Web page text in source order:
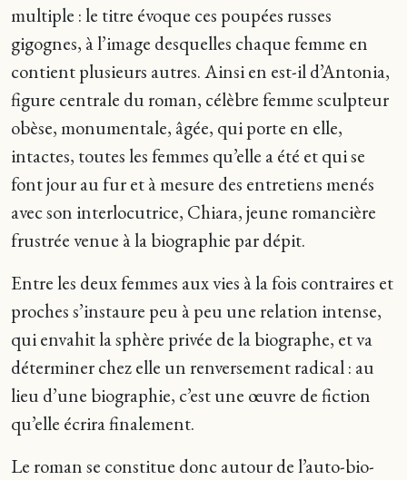
multiple : le titre évoque ces poupées russes
gigognes, à l’image desquelles chaque femme en
contient plusieurs autres. Ainsi en est-il d’Antonia,
figure centrale du roman, célèbre femme sculpteur
obèse, monumentale, âgée, qui porte en elle,
intactes, toutes les femmes qu’elle a été et qui se
font jour au fur et à mesure des entretiens menés
avec son interlocutrice, Chiara, jeune romancière
frustrée venue à la biographie par dépit.
Entre les deux femmes aux vies à la fois contraires et
proches s’instaure peu à peu une relation intense,
qui envahit la sphère privée de la biographe, et va
déterminer chez elle un renversement radical : au
lieu d’une biographie, c’est une œuvre de fiction
qu’elle écrira finalement.
Le roman se constitue donc autour de l’auto-bio-